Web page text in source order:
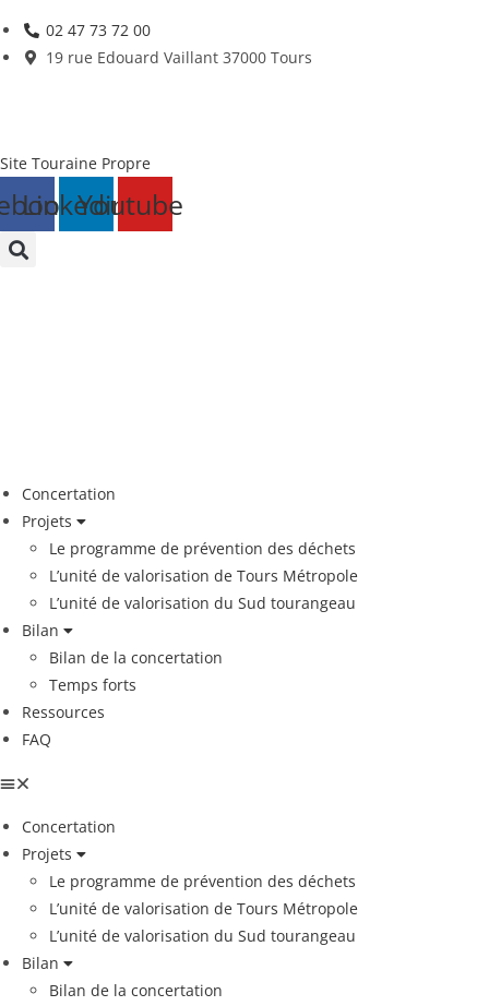
Skip
to
02 47 73 72 00
19 rue Edouard Vaillant 37000 Tours
Site Touraine Propre
LinkedinYoutube
Concertation
Projets
Le programme de prévention des déchets
L’unité de valorisation de Tours Métropole
L’unité de valorisation du Sud tourangeau
Bilan
Bilan de la concertation
Temps forts
Ressources
FAQ
Concertation
Projets
Le programme de prévention des déchets
L’unité de valorisation de Tours Métropole
L’unité de valorisation du Sud tourangeau
Bilan
Bilan de la concertation